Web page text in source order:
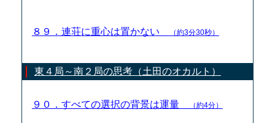
８９．連荘に重心は置かない （約3分30秒）
東４局～南２局の思考（土田のオカルト）
９０．すべての選択の背景は運量 （約4分）